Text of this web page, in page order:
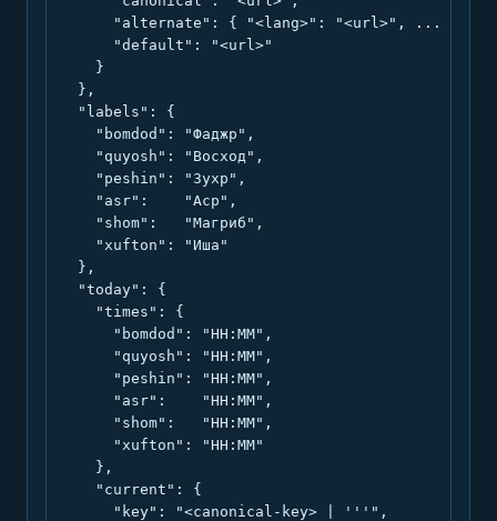
      "alternate": { "<lang>": "<url>", ... },
      "default": "<url>"
    }
  },
  "labels": {
    "bomdod": "Фаджр",
    "quyosh": "Восход",
    "peshin": "Зухр",
    "asr":    "Аср",
    "shom":   "Магриб",
    "xufton": "Иша"
  },
  "today": {
    "times": {
      "bomdod": "HH:MM",
      "quyosh": "HH:MM",
      "peshin": "HH:MM",
      "asr":    "HH:MM",
      "shom":   "HH:MM",
      "xufton": "HH:MM"
    },
    "current": {
      "key": "<canonical-key> | '''",